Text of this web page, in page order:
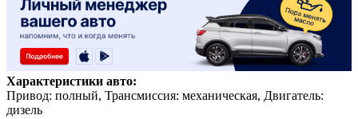
Характеристики авто:
Привод: полный, Трансмиссия: механическая, Двигатель:
дизель